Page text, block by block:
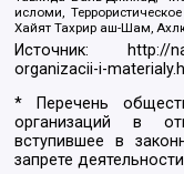
исломи,
Хайят Тахрир аш-Шам,
Источник:
http://
organizacii-i-
* Перечень
организаций в
вступившее в
запрете